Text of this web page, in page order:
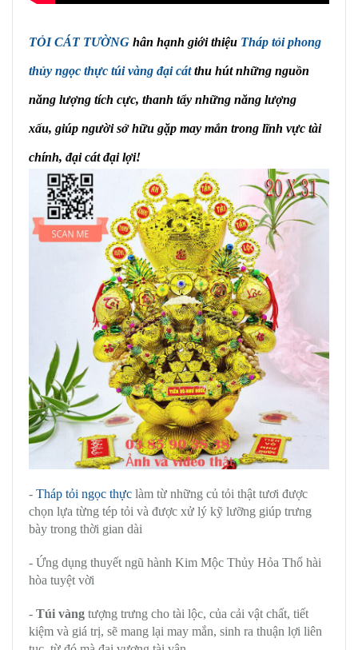
TỎI CÁT TƯỜNG hân hạnh giới thiệu Tháp tỏi phong
thủy ngọc thực túi vàng đại cátthu hút những nguồn
năng lượng tích cực, thanh tẩy những năng lượng
xấu, giúp người sở hữu gặp may mắn trong lĩnh vực tài
chính, đại cát đại lợi!
- Tháp tỏi ngọc thực làm từ những củ tỏi thật tươi được
chọn lựa từng tép tỏi và được xử lý kỹ lưỡng giúp trưng
bày trong thời gian dài
- Ứng dụng thuyết ngũ hành Kim Mộc Thủy Hỏa Thổ hài
hòa tuyệt vời
- Túi vàng tượng trưng cho tài lộc, của cải vật chất, tiết
kiệm và giá trị, sẽ mang lại may mắn, sinh ra thuận lợi liên